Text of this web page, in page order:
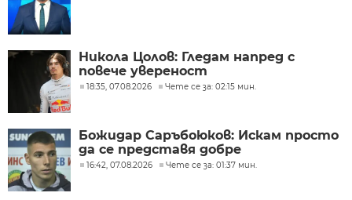
Никола Цолов: Гледам напред с
повече увереност
18:35, 07.08.2026 Чете се за: 02:15 мин.
Божидар Саръбоюков: Искам просто
да се представя добре
16:42, 07.08.2026 Чете се за: 01:37 мин.